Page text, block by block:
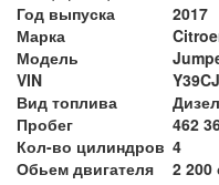
Год выпуска
2017
Марка
Модель
VIN
Вид топлива
Пробег
462
Кол-во цилиндров 4
Обьем двигателя
2 200